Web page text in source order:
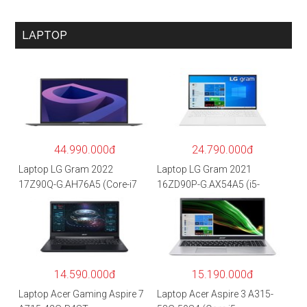
LAPTOP
44.990.000đ
Laptop LG Gram 2022
17Z90Q-G.AH76A5 (Core-i7
1260P/16GB/512GB/17″
WQXGA/Win 11/Xám)
24.790.000đ
Laptop LG Gram 2021
16ZD90P-G.AX54A5 (i5-
1135G7/8GB RAM/512GB
SSD/16″WQXGA/Dos/Trắng)
14.590.000đ
Laptop Acer Gaming Aspire 7
15.190.000đ
Laptop Acer Aspire 3 A315-